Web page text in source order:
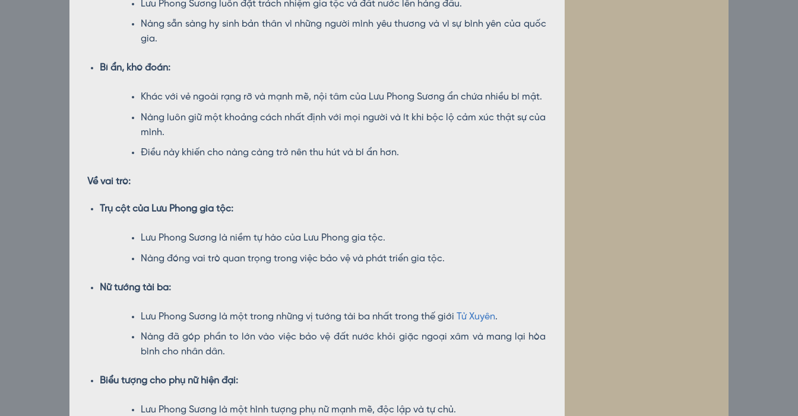
Lưu Phong Sương luôn đặt trách nhiệm gia tộc và đất nước lên hàng đầu.
Nàng sẵn sàng hy sinh bản thân vì những người mình yêu thương và vì sự bình yên của quốc
gia.
Bí ẩn, khó đoán:
Khác với vẻ ngoài rạng rỡ và mạnh mẽ, nội tâm của Lưu Phong Sương ẩn chứa nhiều bí mật.
Nàng luôn giữ một khoảng cách nhất định với mọi người và ít khi bộc lộ cảm xúc thật sự của
mình.
Điều này khiến cho nàng càng trở nên thu hút và bí ẩn hơn.
Về vai trò:
Trụ cột của Lưu Phong gia tộc:
Lưu Phong Sương là niềm tự hào của Lưu Phong gia tộc.
Nàng đóng vai trò quan trọng trong việc bảo vệ và phát triển gia tộc.
Nữ tướng tài ba:
Lưu Phong Sương là một trong những vị tướng tài ba nhất trong thế giới Tử Xuyên.
Nàng đã góp phần to lớn vào việc bảo vệ đất nước khỏi giặc ngoại xâm và mang lại hòa
bình cho nhân dân.
Biểu tượng cho phụ nữ hiện đại:
Lưu Phong Sương là một hình tượng phụ nữ mạnh mẽ, độc lập và tự chủ.